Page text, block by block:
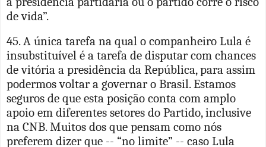
de vida”.
45. A única tarefa na qual o companheiro Lula é
insubstituível é a tarefa de disputar com chances
de vitória a presidência da República, para assim
podermos voltar a governar o Brasil. Estamos
seguros de que esta posição conta com amplo
apoio em diferentes setores do Partido, inclusive
na CNB. Muitos dos que pensam como nós
preferem dizer que -- “no limite” -- caso Lula